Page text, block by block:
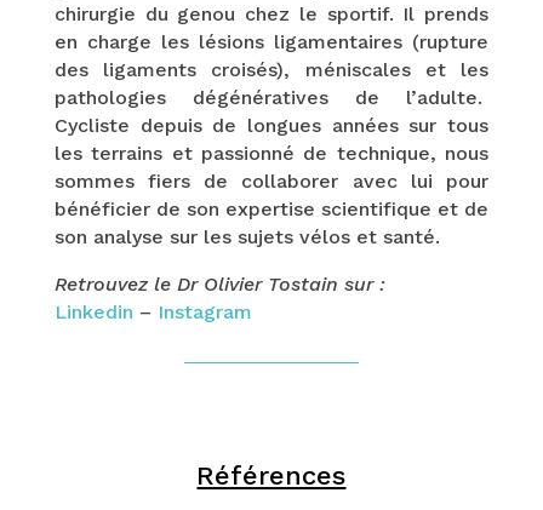
chirurgie du genou chez le sportif. Il prends
en charge les lésions ligamentaires (rupture
des ligaments croisés), méniscales et les
pathologies dégénératives de l’adulte.
Cycliste depuis de longues années sur tous
les terrains et passionné de technique, nous
sommes fiers de collaborer avec lui pour
bénéficier de son expertise scientifique et de
son analyse sur les sujets vélos et santé.
Retrouvez le Dr Olivier Tostain sur :
Linkedin – Instagram
Références